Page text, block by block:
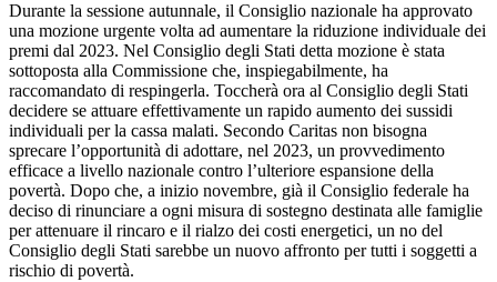
Durante la sessione autunnale, il Consiglio nazionale ha approvato
una mozione urgente volta ad aumentare la riduzione individuale dei
premi dal 2023. Nel Consiglio degli Stati detta mozione è stata
sottoposta alla Commissione che, inspiegabilmente, ha
raccomandato di respingerla. Toccherà ora al Consiglio degli Stati
decidere se attuare effettivamente un rapido aumento dei sussidi
individuali per la cassa malati. Secondo Caritas non bisogna
sprecare l’opportunità di adottare, nel 2023, un provvedimento
efficace a livello nazionale contro l’ulteriore espansione della
povertà. Dopo che, a inizio novembre, già il Consiglio federale ha
deciso di rinunciare a ogni misura di sostegno destinata alle famiglie
per attenuare il rincaro e il rialzo dei costi energetici, un no del
Consiglio degli Stati sarebbe un nuovo affronto per tutti i soggetti a
rischio di povertà.